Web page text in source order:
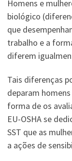
Homens e
biológico
que
trabalho e a
diferem
Tais diferenças
deparam
forma de os
EU-OSHA se
SST que as
a ações de